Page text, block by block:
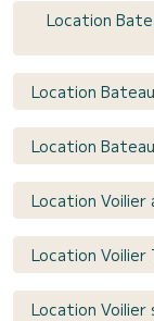
Location
Location
Location
Location Voilier
Location Voilier
Location Voilier